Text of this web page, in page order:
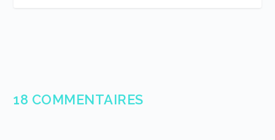
18 COMMENTAIRES